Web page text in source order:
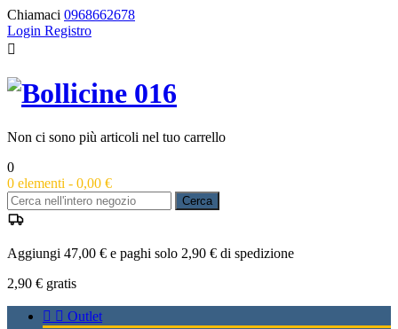
Chiamaci 0968662678
Login Registro

Non ci sono più articoli nel tuo carrello
0
0 elementi - 0,00 €
Cerca
Aggiungi 47,00 € e paghi solo 2,90 € di spedizione
2,90 € gratis
  Outlet